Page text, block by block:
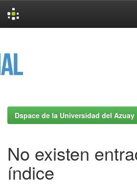
Dspace de la Universidad del Azuay
No existen
índice